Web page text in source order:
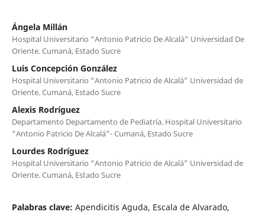
Ángela Millán
Hospital Universitario “Antonio Patricio De Alcalá” Universidad De
Oriente. Cumaná, Estado Sucre
Luis Concepción González
Hospital Universitario “Antonio Patricio de Alcalá” Universidad de
Oriente. Cumaná, Estado Sucre
Alexis Rodríguez
Departamento Departamento de Pediatría. Hospital Universitario
“Antonio Patricio De Alcalá”- Cumaná, Estado Sucre
Lourdes Rodríguez
Hospital Universitario “Antonio Patricio de Alcalá” Universidad de
Oriente. Cumaná, Estado Sucre
Palabras clave: Apendicitis Aguda, Escala de Alvarado,